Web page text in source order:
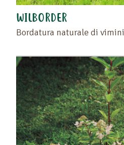
WILBORDER
Bordatura naturale di vimini